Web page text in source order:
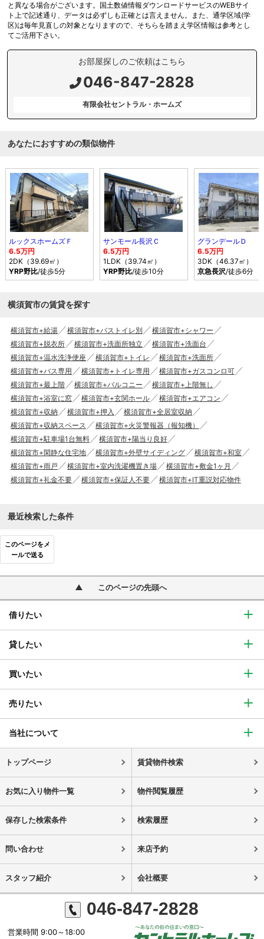
と異なる場合がございます。国土数値情報ダウンロードサービスのWEBサイ
ト上で記述通り、データは必ずしも正確とは言えません。また、通学区域(学
区)は毎年見直しの対象となりますので、そちらを踏まえ学区情報は参考とし
てご活用下さい。
お部屋探しのご依頼はこちら
046-847-2828
有限会社セントラル・ホームズ
あなたにおすすめの類似物件
ルックスホームズＦ
6.5万円
2DK（39.69㎡）
YRP野比/徒歩5分
サンモール長沢Ｃ
6.5万円
1LDK（39.74㎡）
YRP野比/徒歩10分
グランデールＤ
6.5万円
3DK（46.37㎡）
京急長沢/徒歩6分
横須賀市の賃貸を探す
横須賀市+給湯 横須賀市+バストイレ別
横須賀市+シャワー
横須賀市+脱衣所
横須賀市+洗面所独立
横須賀市+洗面台
横須賀市+温水洗浄便座
横須賀市+トイレ
横須賀市+洗面所
横須賀市+バス専用
横須賀市+トイレ専用
横須賀市+ガスコンロ可
横須賀市+最上階
横須賀市+バルコニー
横須賀市+上階無し
横須賀市+浴室に窓
横須賀市+玄関ホール
横須賀市+エアコン
横須賀市+収納
横須賀市+押入
横須賀市+全居室収納
横須賀市+収納スペース
横須賀市+火災警報器（報知機）
横須賀市+駐車場1台無料
横須賀市+陽当り良好
横須賀市+閑静な住宅地
横須賀市+外壁サイディング
横須賀市+和室
横須賀市+雨戸
横須賀市+室内洗濯機置き場
横須賀市+敷金1ヶ月
横須賀市+礼金不要
横須賀市+保証人不要 横須賀市+IT重説対応物件
最近検索した条件
このページをメ
ールで送る
このページの先頭へ
借りたい
貸したい
買いたい
売りたい
当社について
トップページ 賃貸物件検索
お気に入り物件一覧 物件閲覧履歴
保存した検索条件 検索履歴
問い合わせ 来店予約
スタッフ紹介 会社概要
046-847-2828
営業時間 9:00～18:00